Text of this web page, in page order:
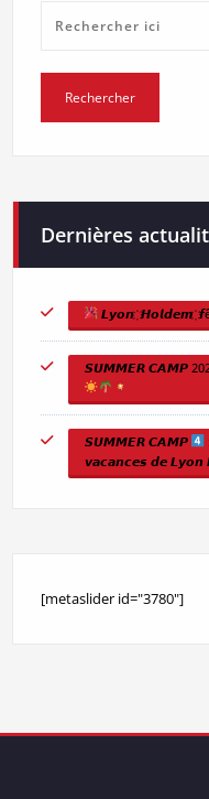
Dernières
𝙇𝙮𝙤𝙣 ҉ 𝙃𝙤𝙡𝙙𝙚𝙢 ҉
𝙎𝙐𝙈𝙈𝙀𝙍 𝘾𝘼𝙈𝙋 2026
𝙎𝙐𝙈𝙈𝙀𝙍 𝘾𝘼𝙈𝙋
𝙫𝙖𝙘𝙖𝙣𝙘𝙚𝙨 𝙙𝙚 𝙇𝙮𝙤𝙣
[metaslider id="3780"]